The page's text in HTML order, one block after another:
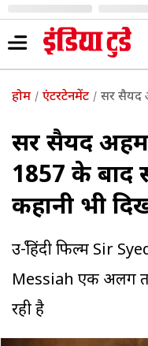
होम एंटरटेनमेंट सर सैयद अहमद
सर सैयद
1857 के बाद
कहानी भी
उर्दू-हिंदी फिल्म Sir
Messiah एक अलग
रही है